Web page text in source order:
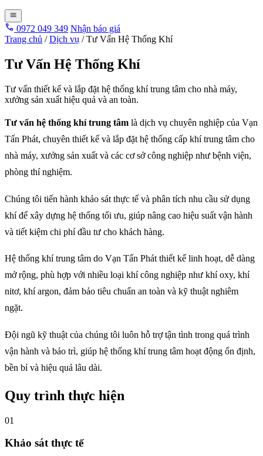
0972 049 349 Nhận báo giá
Trang chủ / Dịch vụ / Tư Vấn Hệ Thống Khí
Tư Vấn Hệ Thống Khí
Tư vấn thiết kế và lắp đặt hệ thống khí trung tâm cho nhà máy,
xưởng sản xuất hiệu quả và an toàn.
Tư vấn hệ thống khí trung tâm là dịch vụ chuyên nghiệp của Vạn
Tấn Phát, chuyên thiết kế và lắp đặt hệ thống cấp khí trung tâm cho
nhà máy, xưởng sản xuất và các cơ sở công nghiệp như bệnh viện,
phòng thí nghiệm.
Chúng tôi tiến hành khảo sát thực tế và phân tích nhu cầu sử dụng
khí để xây dựng hệ thống tối ưu, giúp nâng cao hiệu suất vận hành
và tiết kiệm chi phí đầu tư cho khách hàng.
Hệ thống khí trung tâm do Vạn Tấn Phát thiết kế linh hoạt, dễ dàng
mở rộng, phù hợp với nhiều loại khí công nghiệp như khí oxy, khí
nitơ, khí argon, đảm bảo tiêu chuẩn an toàn và kỹ thuật nghiêm
ngặt.
Đội ngũ kỹ thuật của chúng tôi luôn hỗ trợ tận tình trong quá trình
vận hành và bảo trì, giúp hệ thống khí trung tâm hoạt động ổn định,
bền bỉ và hiệu quả lâu dài.
Quy trình thực hiện
01
Khảo sát thực tế